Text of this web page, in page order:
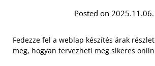
Posted on 2025.11.06.
Fedezze fel a weblap készítés árak
meg, hogyan tervezheti meg sikeres